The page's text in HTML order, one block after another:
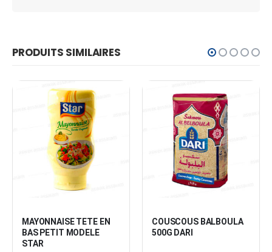
PRODUITS SIMILAIRES
MAYONNAISE TETE EN
BAS PETIT MODELE
STAR
COUSCOUS BALBOULA
500G DARI